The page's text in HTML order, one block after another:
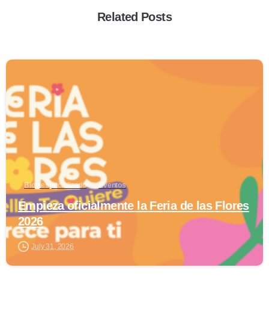
Related Posts
Blog especializado Eventos
Empieza oficialmente la Feria de las Flores
2026
July 31, 2026